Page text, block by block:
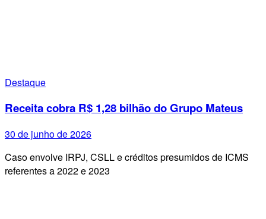
Destaque
Receita cobra R$ 1,28 bilhão do Grupo Mateus
30 de junho de 2026
Caso envolve IRPJ, CSLL e créditos presumidos de ICMS
referentes a 2022 e 2023